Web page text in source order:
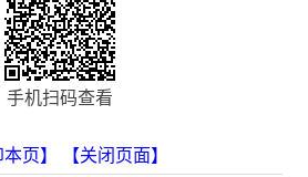
手机扫码查看
本页】 【关闭页面】